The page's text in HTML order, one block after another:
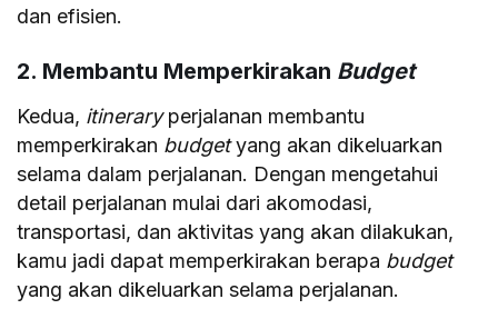
dan efisien.
2. Membantu Memperkirakan Budget
Kedua, itineraryperjalanan membantu
memperkirakan budgetyang akan dikeluarkan
selama dalam perjalanan. Dengan mengetahui
detail perjalanan mulai dari akomodasi,
transportasi, dan aktivitas yang akan dilakukan,
kamu jadi dapat memperkirakan berapa budget
yang akan dikeluarkan selama perjalanan.